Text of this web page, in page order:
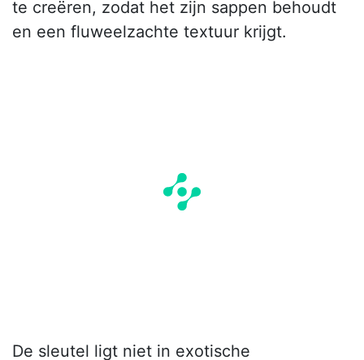
te creëren, zodat het zijn sappen behoudt
en een fluweelzachte textuur krijgt.
De sleutel ligt niet in exotische